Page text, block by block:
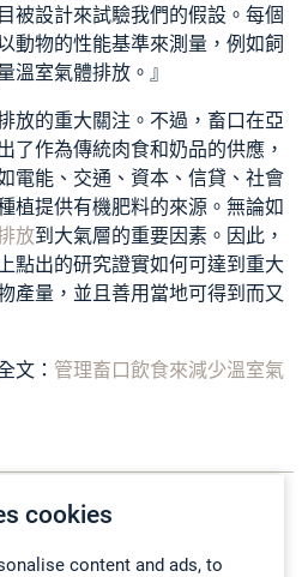
cookies
content and ads, to
被設計來試驗我們的假設。每個
動物的性能基準來測量，例如飼
溫室氣體排放。』
放的重大關注 。不過，畜口在亞
了作為傳統肉食和奶品的供應，
電能、交通、資本、信貸、社會
植提供有機肥料的來源。無論如
放到大氣層的重要因素。因此，
點出的研究證實如何可達到重大
產量，並且善用當地可得到而又
文： 管理畜口飲食來減少溫室氣